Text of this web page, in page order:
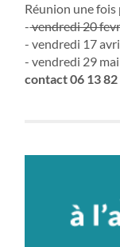
Réunion une fois
-vendredi 20
- vendredi 17
- vendredi 29 mai
contact 06 13